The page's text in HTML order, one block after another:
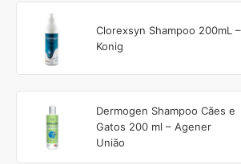
Clorexsyn Shampoo 200mL –
Konig
Dermogen Shampoo Cães e
Gatos 200 ml – Agener
União